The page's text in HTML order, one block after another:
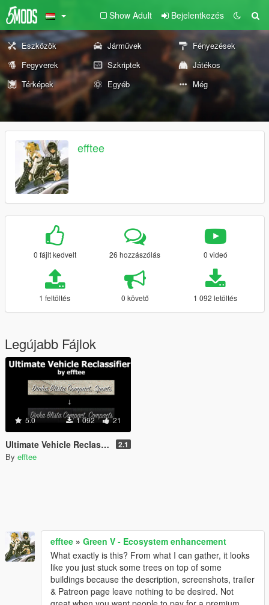
Show Adult Bejelentkezés
Eszközök Járművek
Fényezések
Fegyverek
Szkriptek
Játékos
Térképek
Egyéb Még
efftee
0 fájlt kedvelt 26 hozzászólás 0 videó
1 feltöltés 0 követő 1 092 letöltés
Legújabb Fájlok
5.0 1 092 21
Ultimate Vehicle Reclassifier - Fix vehicle classes 2.1
By efftee
efftee » Green V - Ecosystem enhancement
What exactly is this? From what I can gather, it looks
like you just stuck some trees on top of some
buildings because the description, screenshots, trailer
& Patreon page leave nothing to be desired. Not